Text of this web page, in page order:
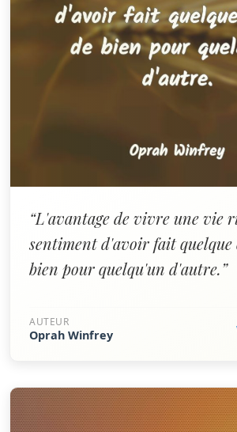
“L'avantage de vivre une vie
sentiment d'avoir fait quelque
bien pour quelqu'un d'autre.”
AUTEUR
Oprah Winfrey